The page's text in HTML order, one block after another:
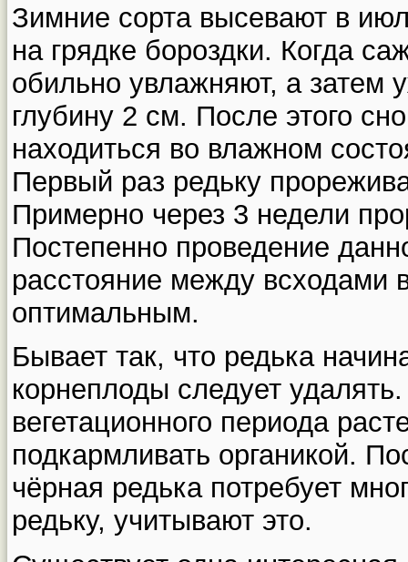
Зимние сорта высевают в
на грядке бороздки. Когда
обильно увлажняют, а затем
глубину 2 см. После этого
находиться во влажном
Первый раз редьку
Примерно через 3 недели
Постепенно проведение
расстояние между всходами
оптимальным.
Бывает так, что редька
корнеплоды следует
вегетационного периода
подкармливать органикой.
чёрная редька потребует
редьку, учитывают это.